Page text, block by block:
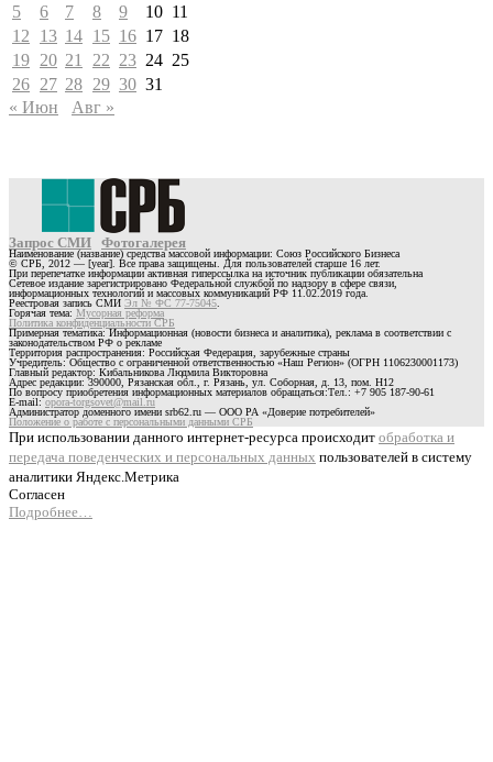
5
6 7 8 9 10 11
12
13 14 15 16 17 18
19 20 21 22 23 24 25
26 27 28 29 30 31
« Июн
Авг »
Запрос СМИ Фотогалерея
Наименование (название) средства массовой информации: Союз Российского Бизнеса
© СРБ, 2012 — [year]. Все права защищены. Для пользователей старше 16 лет.
При перепечатке информации активная гиперссылка на источник публикации обязательна
Сетевое издание зарегистрировано Федеральной службой по надзору в сфере связи,
информационных технологий и массовых коммуникаций РФ 11.02.2019 года.
Реестровая запись СМИ Эл № ФС 77-75045
Горячая тема: Мусорная реформа
Политика конфиденциальности СРБ
Примерная тематика: Информационная (новости бизнеса и аналитика), реклама в соответствии с
законодательством РФ о рекламе
Территория распространения: Российская Федерация, зарубежные страны
Учредитель: Общество с ограниченной ответственностью «Наш Регион» (ОГРН 1106230001173)
Главный редактор: Кибальникова Людмила Викторовна
Адрес редакции: 390000, Рязанская обл., г. Рязань, ул. Соборная, д. 13, пом. Н12
По вопросу приобретения информационных материалов обращаться:Тел.: +7 905 187-90-61
E-mail:opora-torgsovet@mail.ru
Администратор доменного имени srb62.ru — ООО РА «Доверие потребителей»
Положение о работе с персональными данными СРБ
При использовании данного интернет-ресурса происходит обработка и
передача поведенческих и персональных данных пользователей в систему
аналитики Яндекс.Метрика
Согласен
Подробнее…